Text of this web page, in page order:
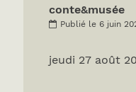
conte&musée
Publié le 6 juin
jeudi 27 août